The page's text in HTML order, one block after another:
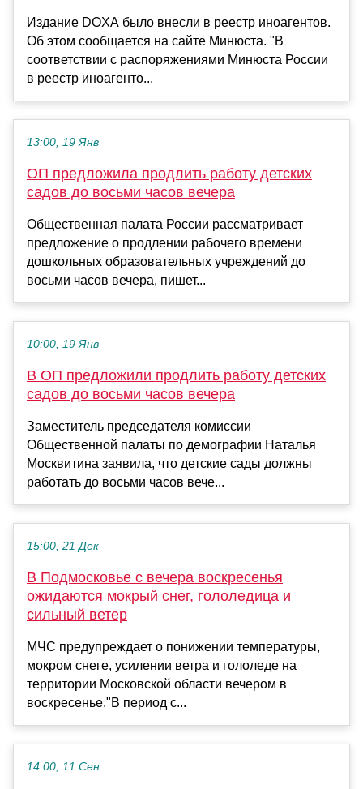
Издание DOXA было внесли в реестр иноагентов.
Об этом сообщается на сайте Минюста. "В
соответствии с распоряжениями Минюста России
в реестр иноагенто...
13:00, 19 Янв
ОП предложила продлить работу детских
садов до восьми часов вечера
Общественная палата России рассматривает
предложение о продлении рабочего времени
дошкольных образовательных учреждений до
восьми часов вечера, пишет...
10:00, 19 Янв
В ОП предложили продлить работу детских
садов до восьми часов вечера
Заместитель председателя комиссии
Общественной палаты по демографии Наталья
Москвитина заявила, что детские сады должны
работать до восьми часов вече...
15:00, 21 Дек
В Подмосковье с вечера воскресенья
ожидаются мокрый снег, гололедица и
сильный ветер
МЧС предупреждает о понижении температуры,
мокром снеге, усилении ветра и гололеде на
территории Московской области вечером в
воскресенье."В период с...
14:00, 11 Сен